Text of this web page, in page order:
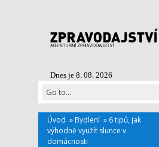
Dnes je 8. 08. 2026
Úvod » Bydlení » 6 tipů, jak
výhodně využít slunce v
domácnosti